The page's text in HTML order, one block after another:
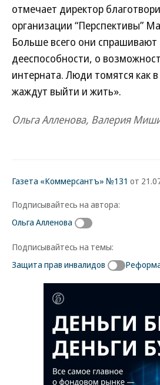
отмечает директор
организации “Перспективы”
Больше всего они спрашивают
дееспособности, о
интерната. Люди томятся как
жаждут выйти и жить».
Ольга Алленова, Валерия
Газета «Коммерсантъ» №131 от
Подписывайтесь на автора:
Ольга Алленова
Подписывайтесь на темы:
Защита прав инвалидов